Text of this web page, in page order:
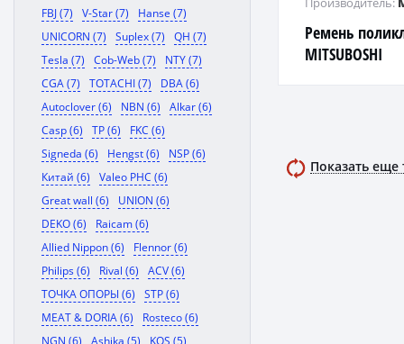
FBJ (7)
V-Star (7)
Hanse (7)
UNICORN (7)
Suplex (7)
QH (7)
Tesla (7)
Cob-Web (7)
NTY (7)
CGA (7)
TOTACHI (7)
DBA (6)
Autoclover (6)
NBN (6)
Alkar (6)
Casp (6)
TP (6)
FKC (6)
Signeda (6)
Hengst (6)
NSP (6)
Китай (6)
Valeo PHC (6)
Great wall (6)
UNION (6)
DEKO (6)
Raicam (6)
Allied Nippon (6)
Flennor (6)
Philips (6)
Rival (6)
ACV (6)
ТОЧКА ОПОРЫ (6)
STP (6)
MEAT & DORIA (6)
Rosteco (6)
NGN (6)
Ashika (5)
KOS (5)
Ремень
MITSUBOSHI
Показать еще